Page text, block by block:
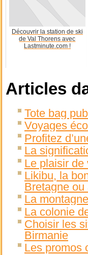
Découvrir la station de ski
de Val Thorens avec
Lastminute.com !
Articles
Tote bag
Voyages
Profitez
La
Le plaisir de
Likibu, la
Bretagne ou
La
La colonie
Choisir les
Birmanie
Les promos